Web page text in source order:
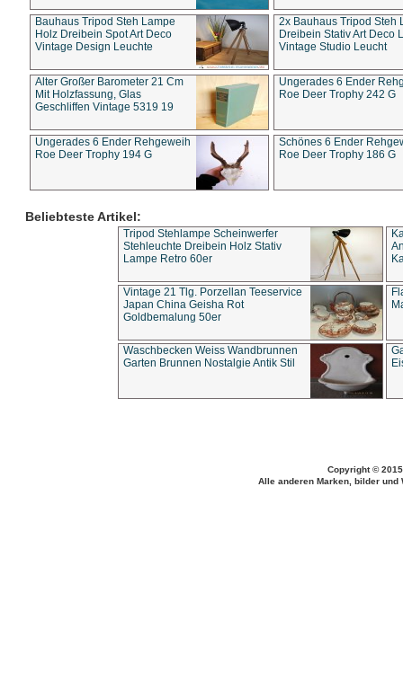
Bauhaus Tripod Steh Lampe
Holz Dreibein Spot Art Deco
Vintage Design Leuchte
2x Bauhaus Tripod Steh
Dreibein Stativ Art Deco
Vintage Studio Leucht
Alter Großer Barometer 21 Cm
Mit Holzfassung, Glas
Geschliffen Vintage 5319 19
Ungerades 6 Ender
Roe Deer Trophy 242 G
Ungerades 6 Ender Rehgeweih
Roe Deer Trophy 194 G
Schönes 6 Ender
Roe Deer Trophy 186 G
Beliebteste Artikel:
Tripod Stehlampe Scheinwerfer
Stehleuchte Dreibein Holz Stativ
Lampe Retro 60er
Vintage 21 Tlg. Porzellan Teeservice
Japan China Geisha Rot
Goldbemalung 50er
Waschbecken Weiss Wandbrunnen
Garten Brunnen Nostalgie Antik Stil
Copyright ©
Alle anderen Marken, bilder und